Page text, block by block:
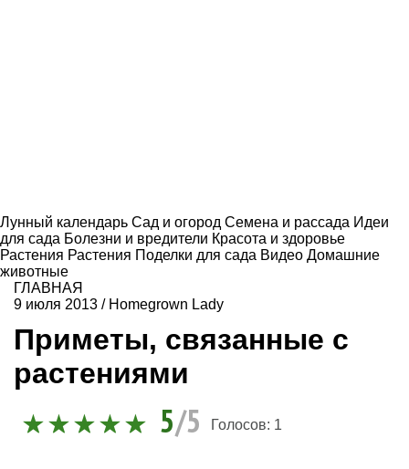
Лунный календарь Сад и огород Семена и рассада Идеи
для сада Болезни и вредители Красота и здоровье
Растения Растения Поделки для сада Видео Домашние
животные
ГЛАВНАЯ
9 июля 2013 / Homegrown Lady
Приметы, связанные с
растениями
5/5 Голосов: 1